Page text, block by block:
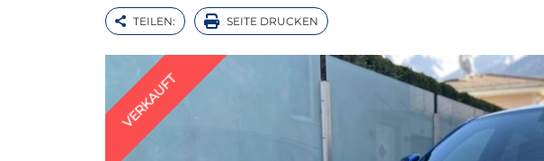
TEILEN: SEITE DRUCKEN
VERKAUFT